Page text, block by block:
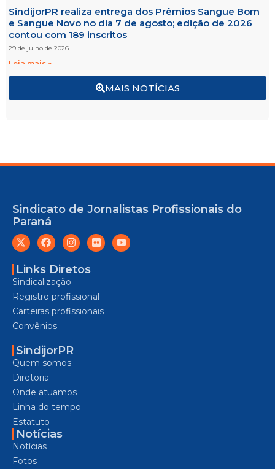
MAIS NOTÍCIAS
SindijorPR realiza entrega dos Prêmios Sangue Bom
e Sangue Novo no dia 7 de agosto; edição de 2026
contou com 189 inscritos
29 de julho de 2026
Leia mais »
Sindicato de Jornalistas Profissionais do
Paraná
Links Diretos
Sindicalização
Registro profissional
Carteiras profissionais
Convênios
SindijorPR
Quem somos
Diretoria
Onde atuamos
Linha do tempo
Estatuto
Notícias
Notícias
Fotos